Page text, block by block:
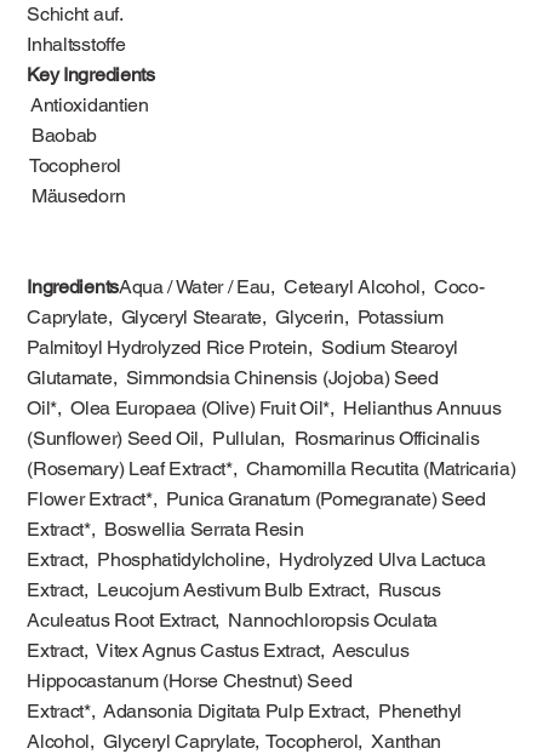
Schicht auf.
Inhaltsstoffe
Key Ingredients
Antioxidantien
Baobab
Tocopherol
Mäusedorn
IngredientsAqua / Water / Eau, Cetearyl Alcohol, Coco-
Caprylate, Glyceryl Stearate, Glycerin, Potassium
Palmitoyl Hydrolyzed Rice Protein, Sodium Stearoyl
Glutamate, Simmondsia Chinensis (Jojoba) Seed
Oil*, Olea Europaea (Olive) Fruit Oil*, Helianthus Annuus
(Sunflower) Seed Oil, Pullulan, Rosmarinus Officinalis
(Rosemary) Leaf Extract*, Chamomilla Recutita (Matricaria)
Flower Extract*, Punica Granatum (Pomegranate) Seed
Extract*, Boswellia Serrata Resin
Extract, Phosphatidylcholine, Hydrolyzed Ulva Lactuca
Extract, Leucojum Aestivum Bulb Extract, Ruscus
Aculeatus Root Extract, Nannochloropsis Oculata
Extract, Vitex Agnus Castus Extract, Aesculus
Hippocastanum (Horse Chestnut) Seed
Extract*, Adansonia Digitata Pulp Extract, Phenethyl
Alcohol, Glyceryl Caprylate, Tocopherol, Xanthan